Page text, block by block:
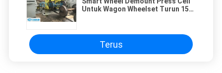
Untuk Wagon Wheelset Turun 15
Terus